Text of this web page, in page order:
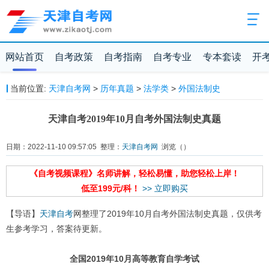
网站首页 自考政策 自考指南 自考专业 专本套读 开
当前位置: 天津自考网 > 历年真题 > 法学类> 外国法制史
天津自考2019年10月自考外国法制史真题
日期：2022-11-10 09:57:05 整理： 天津自考网 浏览（ ）
《自考视频课程》名师讲解，轻松易懂，助您轻松上岸！
低至199元/科！ >> 立即购买
【导语】 天津自考网整理了2019年10月自考外国法制史真题，仅供考
生参考学习，答案待更新。
全国2019年10月高等教育自学考试